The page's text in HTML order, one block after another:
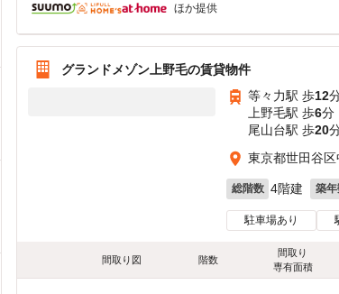
ほか提供
グランドメゾン上野毛の賃貸物件
等々力駅 歩12
上野毛駅 歩6分
尾山台駅 歩20
東京都世田谷区
総階数 4階建 築年
駐車場あり
間取り図 階数
間取り
専有面積